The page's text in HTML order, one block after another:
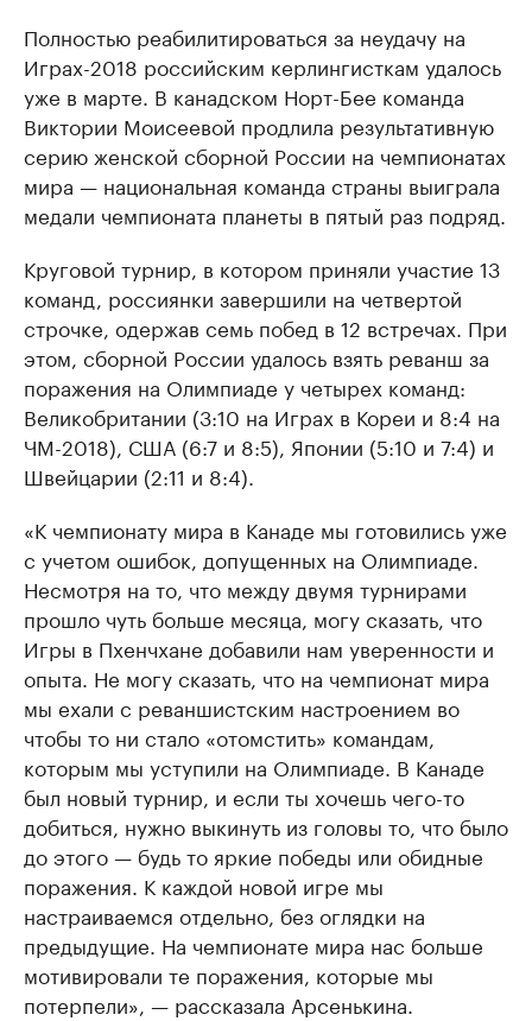
Полностью реабилитироваться за неудачу на
Играх-2018 российским керлингисткам удалось
уже в марте. В канадском Норт-Бее команда
Виктории Моисеевой продлила результативную
серию женской сборной России на чемпионатах
мира — национальная команда страны выиграла
медали чемпионата планеты в пятый раз подряд.
Круговой турнир, в котором приняли участие 13
команд, россиянки завершили на четвертой
строчке, одержав семь побед в 12 встречах. При
этом, сборной России удалось взять реванш за
поражения на Олимпиаде у четырех команд:
Великобритании (3:10 на Играх в Кореи и 8:4 на
ЧМ-2018), США (6:7 и 8:5), Японии (5:10 и 7:4) и
Швейцарии (2:11 и 8:4).
«К чемпионату мира в Канаде мы готовились уже
с учетом ошибок, допущенных на Олимпиаде.
Несмотря на то, что между двумя турнирами
прошло чуть больше месяца, могу сказать, что
Игры в Пхенчхане добавили нам уверенности и
опыта. Не могу сказать, что на чемпионат мира
мы ехали с реваншистским настроением во
чтобы то ни стало «отомстить» командам,
которым мы уступили на Олимпиаде. В Канаде
был новый турнир, и если ты хочешь чего-то
добиться, нужно выкинуть из головы то, что было
до этого — будь то яркие победы или обидные
поражения. К каждой новой игре мы
настраиваемся отдельно, без оглядки на
предыдущие. На чемпионате мира нас больше
мотивировали те поражения, которые мы
потерпели», — рассказала Арсенькина.